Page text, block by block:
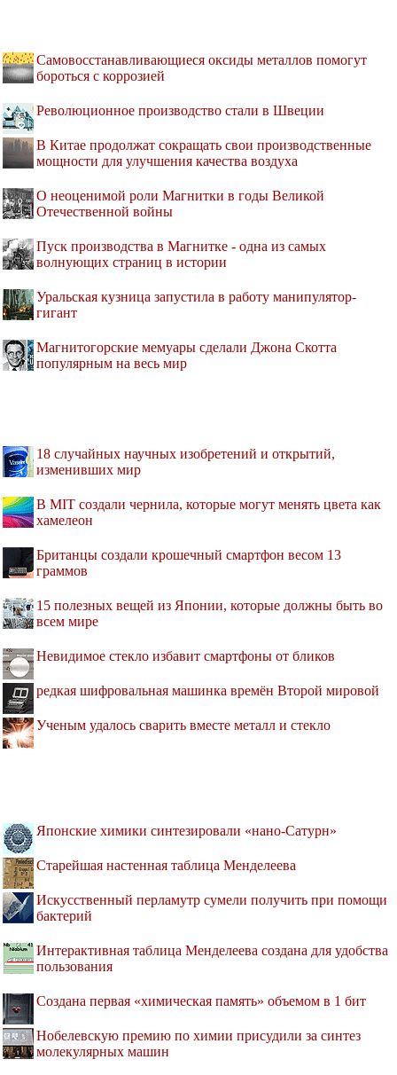
Самовосстанавливающиеся оксиды металлов помогут
бороться с коррозией
Революционное производство стали в Швеции
В Китае продолжат сокращать свои производственные
мощности для улучшения качества воздуха
О неоценимой роли Магнитки в годы Великой
Отечественной войны
Пуск производства в Магнитке - одна из самых
волнующих страниц в истории
Уральская кузница запустила в работу манипулятор-
гигант
Магнитогорские мемуары сделали Джона Скотта
популярным на весь мир
18 случайных научных изобретений и открытий,
изменивших мир
В MIT создали чернила, которые могут менять цвета как
хамелеон
Британцы создали крошечный смартфон весом 13
граммов
15 полезных вещей из Японии, которые должны быть во
всем мире
Невидимое стекло избавит смартфоны от бликов
редкая шифровальная машинка времён Второй мировой
Ученым удалось сварить вместе металл и стекло
Японские химики синтезировали «нано-Сатурн»
Старейшая настенная таблица Менделеева
Искусственный перламутр сумели получить при помощи
бактерий
Интерактивная таблица Менделеева создана для удобства
пользования
Создана первая «химическая память» объемом в 1 бит
Нобелевскую премию по химии присудили за синтез
молекулярных машин